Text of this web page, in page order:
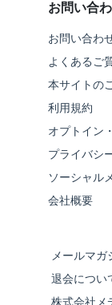
お問い合
お問い合わ
よくあるご
本サイトの
利用規約
オプトイン
プライバシ
ソーシャル
会社概要
メールマ
退会につい
株式会社